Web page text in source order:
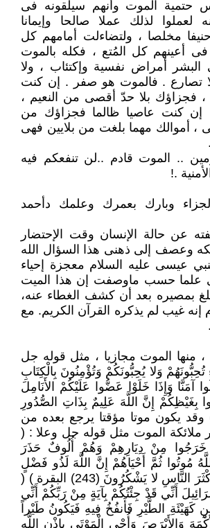
حتمية الموت وأنهم سيلقونه فى
لذلك عملا صالحا وإيمانا
مخلصا ، ولتضاءلت أمامهم كل
أعينهم كل المُتع ، فكله بالموت
أمراض نفسية وإكتئاب ، ولا
تصارع . فالموت هو صفر . إن كنت
، فجزاؤك بلا حدّ أقصى من النعيم ،
إن كنت عاصيا ظالما فجزاؤك من
، أموالك مهما بلغت من بلايين فهى
.. الموت قادم ..لن تنفعكم فيه
.!
وبارك بعمرك وعلمك دأحمد
عن حالة الإنسان وقت الإحتضار
وعصف إلى ذهنى هذا السؤال الله
عيسى عليه السلام معجزة إحياء
علما حسب ماوصفت إن هذا الميت
بمصيره بعد أن كشف الغطاء عنه،
غيب لم يذكره القرآن الكريم. مع
منها الموت مجازيا ، مثل قوله جل
تُحِبُّونَهُمْ وَلا يُحِبُّونَكُمْ وَتُؤْمِنُونَ بِالْكِتَابِ
آمَنَّا وَإِذَا خَلَوْا عَضُّوا عَلَيْكُمْ الأَنَامِلَ
بِغَيْظِكُمْ إِنَّ اللَّهَ عَلِيمٌ بِذَاتِ الصُّدُورِ
) وقد يكون موتا مؤقتا يرجع بعده من
ملائكة الموت مثل قوله جل وعلا : (
خَرَجُوا مِنْ دِيَارِهِمْ وَهُمْ أُلُوفٌ حَذَرَ
مُوتُوا ثُمَّ أَحْيَاهُمْ إِنَّ اللَّهَ لَذُو فَضْلٍ
عَلَى النَّاسِ وَلَكِنَّ أَكْثَرَ النَّاسِ لا يَشْكُرُونَ (243) البقرة ) (
أَنِّي قَدْ جِئْتُكُمْ بِآيَةٍ مِنْ رَبِّكُمْ أَنِّي
كَهَيْئَةِ الطَّيْرِ فَأَنفُخُ فِيهِ فَيَكُونُ طَيْراً
وَالأَبْرَصَ وَأُحْيِ الْمَوْتَى بِإِذْنِ اللَّهِ